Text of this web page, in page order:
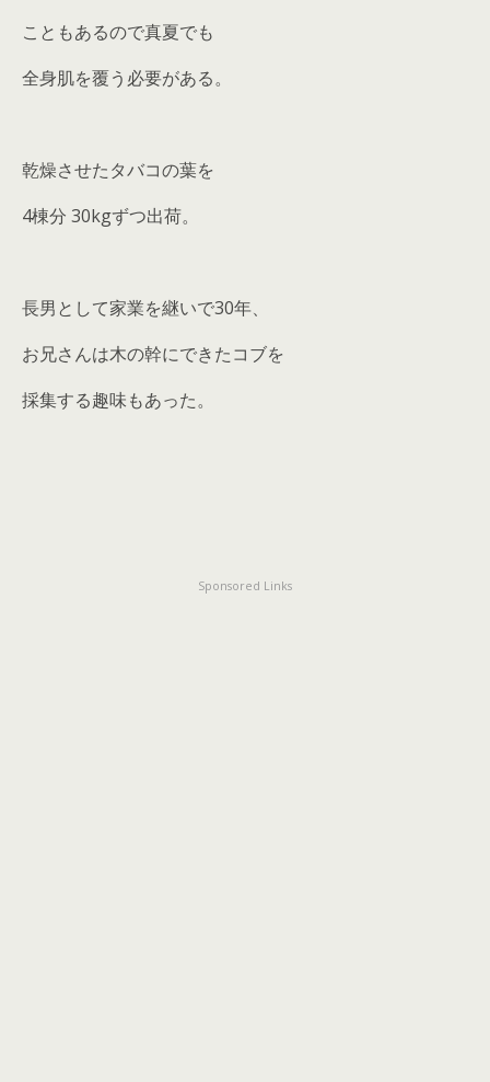
こともあるので真夏でも
全身肌を覆う必要がある。
乾燥させたタバコの葉を
4棟分 30kgずつ出荷。
長男として家業を継いで30年、
お兄さんは木の幹にできたコブを
採集する趣味もあった。
Sponsored Links